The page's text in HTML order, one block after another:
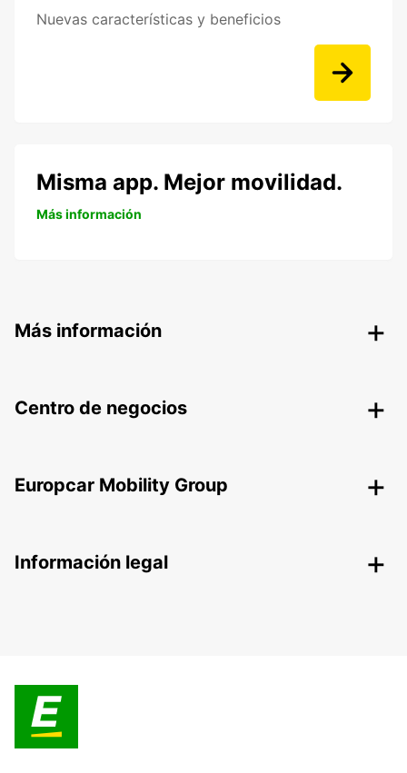
Nuevas características y beneficios
Misma app. Mejor movilidad.
Más información
Más información
Centro de negocios
Europcar Mobility Group
Información legal